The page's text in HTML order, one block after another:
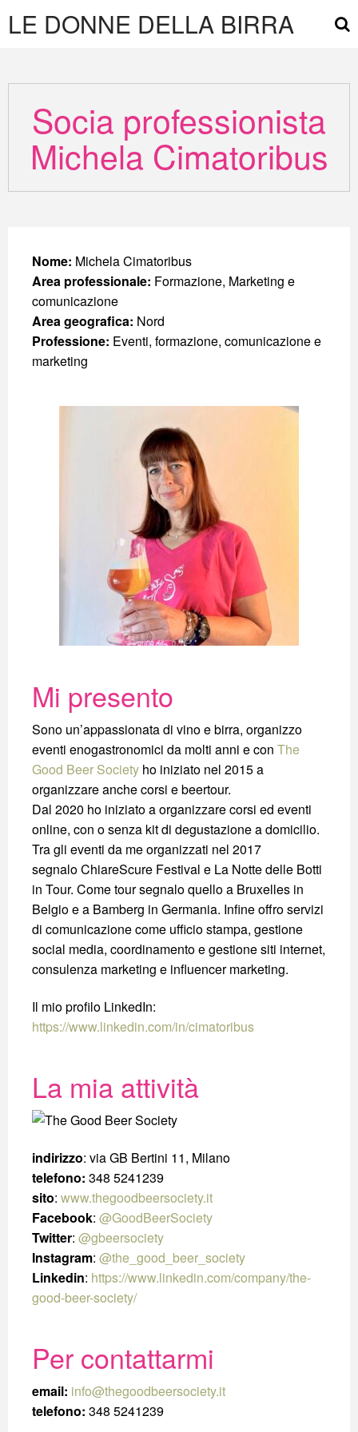
LE DONNE DELLA BIRRA
Socia professionista
Michela Cimatoribus
Nome: Michela Cimatoribus
Area professionale: Formazione, Marketing e
comunicazione
Area geografica: Nord
Professione: Eventi, formazione, comunicazione e
marketing
Mi presento
Sono un’appassionata di vino e birra, organizzo
eventi enogastronomici da molti anni e con The
Good Beer Society ho iniziato nel 2015 a
organizzare anche corsi e beertour.
Dal 2020 ho iniziato a organizzare corsi ed eventi
online, con o senza kit di degustazione a domicilio.
Tra gli eventi da me organizzati nel 2017
segnalo ChiareScure Festival e La Notte delle Botti
in Tour. Come tour segnalo quello a Bruxelles in
Belgio e a Bamberg in Germania. Infine offro servizi
di comunicazione come ufficio stampa, gestione
social media, coordinamento e gestione siti internet,
consulenza marketing e influencer marketing.
Il mio profilo LinkedIn:
https://www.linkedin.com/in/cimatoribus
La mia attività
indirizzo: via GB Bertini 11, Milano
telefono: 348 5241239
sito: www.thegoodbeersociety.it
Facebook: @GoodBeerSociety
Twitter: @gbeersociety
Instagram: @the_good_beer_society
Linkedin: https://www.linkedin.com/company/the-
good-beer-society/
Per contattarmi
email: info@thegoodbeersociety.it
telefono: 348 5241239